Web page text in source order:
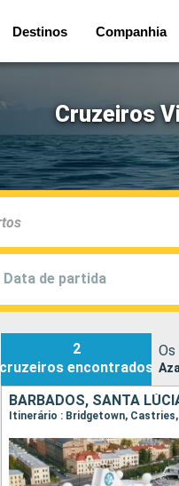
Destinos Companhia
Cruzeiros
Data de partida
2
cruzeiros encontrados